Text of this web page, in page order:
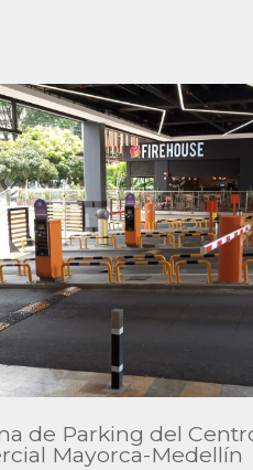
de Parking del
Mayorca-Medellín